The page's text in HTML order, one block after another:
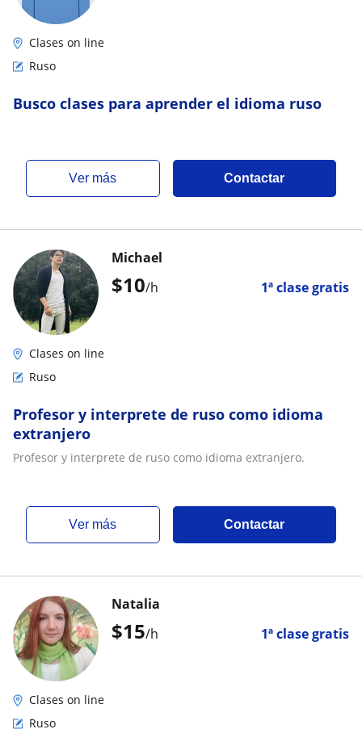
Clases on line
Ruso
Busco clases para aprender el idioma ruso
ver más Contactar
$10/h 1ª clase gratis
Michael
Clases on line
Ruso
Profesor y interprete de ruso como idioma
extranjero
Profesor y interprete de ruso como idioma extranjero.
ver más Contactar
$15/h 1ª clase gratis
Natalia
Clases on line
Ruso